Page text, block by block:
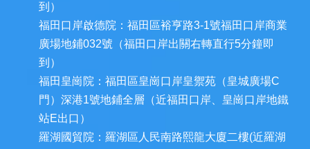
到）
福田口岸啟德院：福田區裕亨路3-1號福田口岸商業
廣場地鋪032號（福田口岸出關右轉直行5分鐘即
到）
福田皇崗院：福田區皇崗口岸皇禦苑（皇城廣場C
門）深港1號地鋪全層（近福田口岸、皇崗口岸地鐵
站E出口）
羅湖國貿院：羅湖區人民南路熙龍大廈二樓(近羅湖